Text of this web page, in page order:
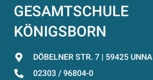
GESAMTSCHULE
KÖNIGSBORN
DÖBELNER STR. 7 | 59425 UNNA
02303 / 96804-0